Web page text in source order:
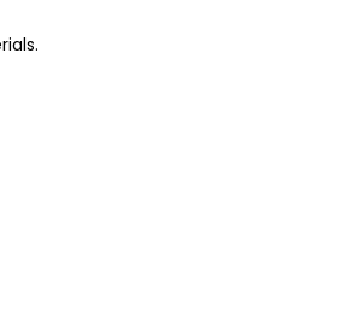
produktu je 5 z 5 hvězdiček.